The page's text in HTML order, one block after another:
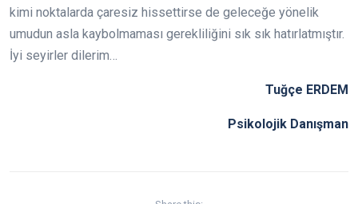
kimi noktalarda çaresiz hissettirse de geleceğe yönelik
umudun asla kaybolmaması gerekliliğini sık sık hatırlatmıştır.
İyi seyirler dilerim…
Tuğçe ERDEM
Psikolojik Danışman